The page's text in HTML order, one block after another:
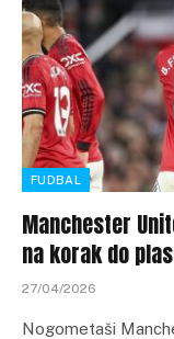
FUDBAL
Manchester
na korak do
27/04/2026
Nogometaši